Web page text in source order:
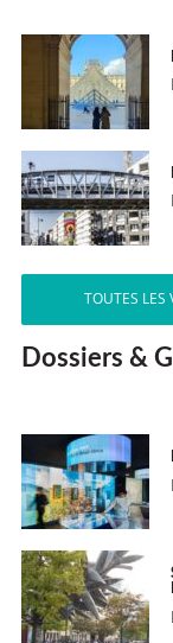
TOUTES LES
Dossiers &